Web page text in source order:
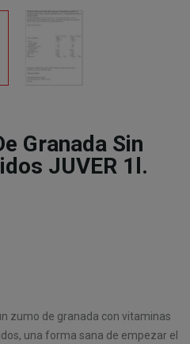
Granada Sin
JUVER 1l.
zumo de granada con vitaminas
una forma sana de empezar el